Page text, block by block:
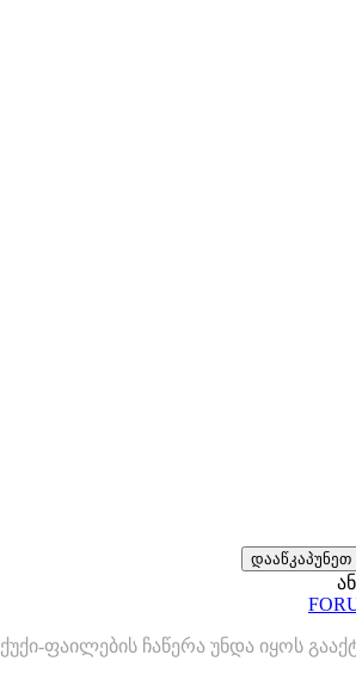
დააწკაპუნეთ
ქუქი-ფაილების ჩაწერა უნდა იყოს